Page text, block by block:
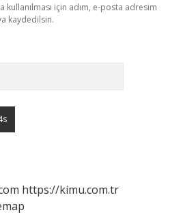
kullanılması için adım, e-posta adresim
kaydedilsin.
https://kimu.com.tr